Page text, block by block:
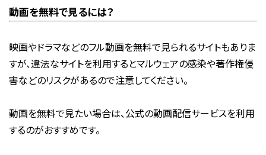
動画を無料で見るには？
映画やドラマなどのフル動画を無料で見られるサイトもありま
すが、違法なサイトを利用するとマルウェアの感染や著作権侵
害などのリスクがあるので注意してください。
動画を無料で見たい場合は、公式の動画配信サービスを利用
するのがおすすめです。